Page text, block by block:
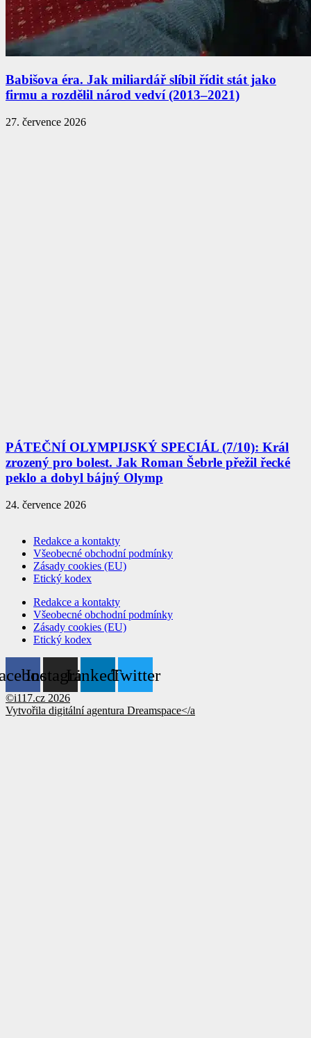
Babišova éra. Jak miliardář slíbil řídit stát jako
firmu a rozdělil národ vedví (2013–2021)
27. července 2026
PÁTEČNÍ OLYMPIJSKÝ SPECIÁL (7/10): Král
zrozený pro bolest. Jak Roman Šebrle přežil řecké
peklo a dobyl bájný Olymp
24. července 2026
Redakce a kontakty
Všeobecné obchodní podmínky
Zásady cookies (EU)
Etický kodex
Redakce a kontakty
Všeobecné obchodní podmínky
Zásady cookies (EU)
Etický kodex
InstagramLinkedinTwitter
©i117.cz 2026
Vytvořila digitální agentura Dreamspace</a